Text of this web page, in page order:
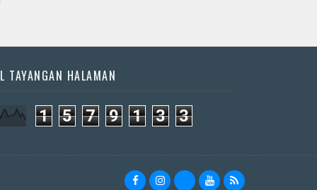
TAYANGAN HALAMAN
1 5 7 9 1 3 3